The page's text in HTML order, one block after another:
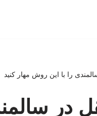
را با این روش مهار کنید
در